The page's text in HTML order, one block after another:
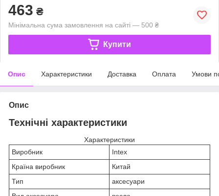
463 ₴
Мінімальна сума замовлення на сайті — 500 ₴
Купити
Опис Характеристики Доставка Оплата Умови
Опис
Технічні характеристики
Характеристики
Виробник
Intex
Країна виробник
Китай
Тип
аксесуари